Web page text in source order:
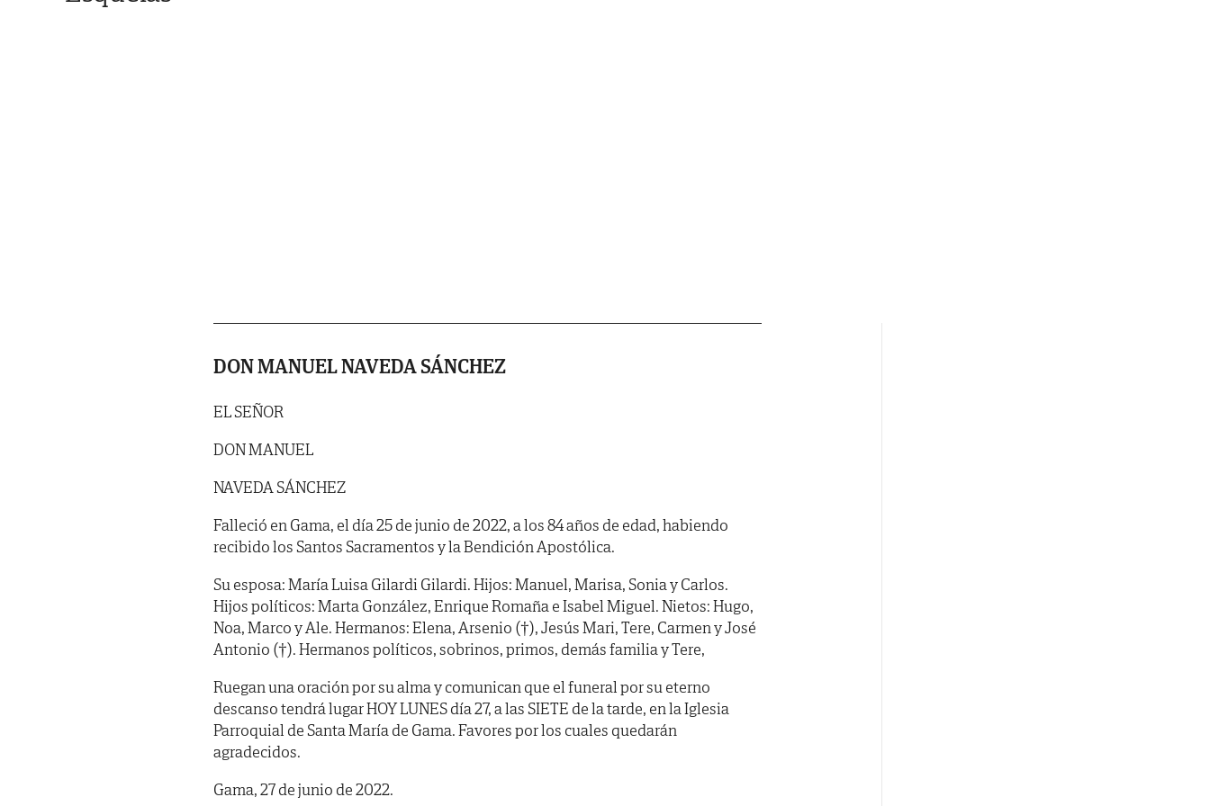
DON MANUEL NAVEDA SÁNCHEZ
EL SEÑOR
DON MANUEL
NAVEDA SÁNCHEZ
Falleció en Gama, el día 25 de junio de 2022, a los 84 años de edad, habiendo
recibido los Santos Sacramentos y la Bendición Apostólica.
Su esposa: María Luisa Gilardi Gilardi. Hijos: Manuel, Marisa, Sonia y Carlos.
Hijos políticos: Marta González, Enrique Romaña e Isabel Miguel. Nietos: Hugo,
Noa, Marco y Ale. Hermanos: Elena, Arsenio (†), Jesús Mari, Tere, Carmen y José
Antonio (†). Hermanos políticos, sobrinos, primos, demás familia y Tere,
Ruegan una oración por su alma y comunican que el funeral por su eterno
descanso tendrá lugar HOY LUNES día 27, a las SIETE de la tarde, en la Iglesia
Parroquial de Santa María de Gama. Favores por los cuales quedarán
agradecidos.
Gama, 27 de junio de 2022.